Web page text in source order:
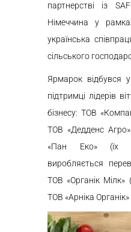
партнерстві із
Німеччина у
українська
сільського
Ярмарок відбувся
підтримці лідерів
бізнесу: ТОВ
ТОВ «Дедденс
«Пан Еко» (їх
виробляється
ТОВ «Органік
ТОВ «Арніка